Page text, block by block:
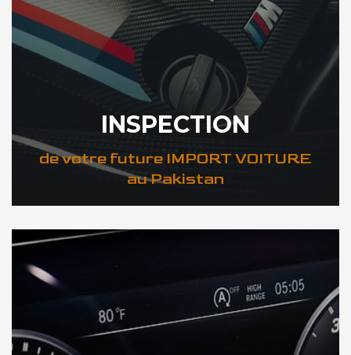
INSPECTION
de votre future IMPORT VOITURE
au Pakistan
DÉCOUVREZ VOTRE INSPECTION AUTO au Pakistan